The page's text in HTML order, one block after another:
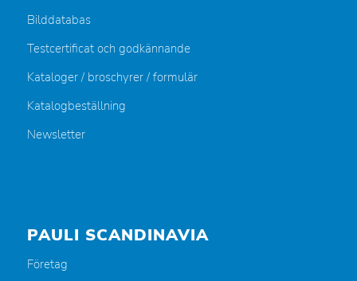
Bilddatabas
Testcertificat och godkännande
Kataloger / broschyrer / formulär
Katalogbeställning
Newsletter
PAULI SCANDINAVIA
Företag